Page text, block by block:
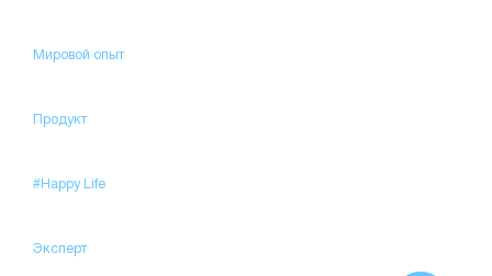
Мировой опыт
Продукт
#Happy Life
Эксперт